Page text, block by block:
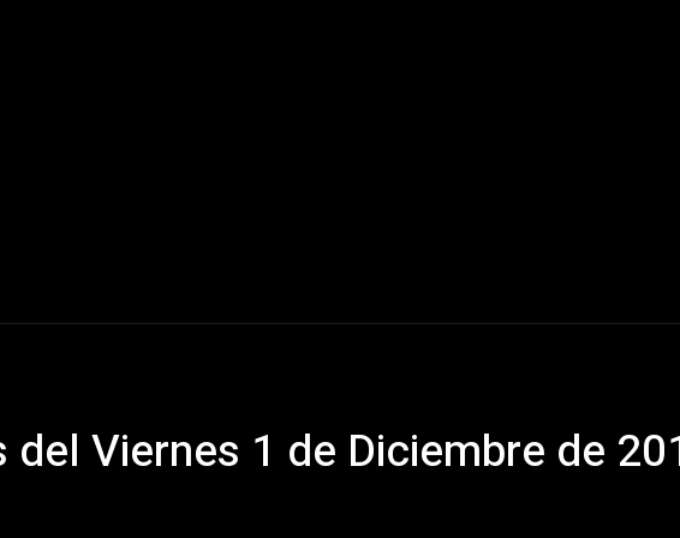
Viernes 1 de Diciembre de